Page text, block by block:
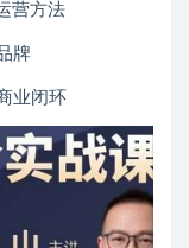
营方法
牌
业闭环